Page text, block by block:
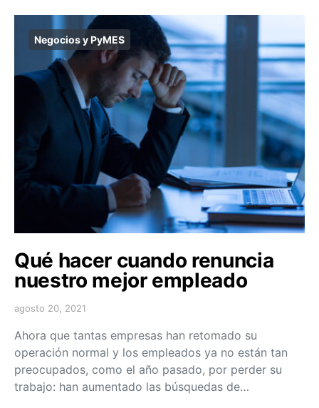
Negocios y PyMES
Qué hacer cuando renuncia
nuestro mejor empleado
agosto 20, 2021
Ahora que tantas empresas han retomado su
operación normal y los empleados ya no están tan
preocupados, como el año pasado, por perder su
trabajo: han aumentado las búsquedas de…